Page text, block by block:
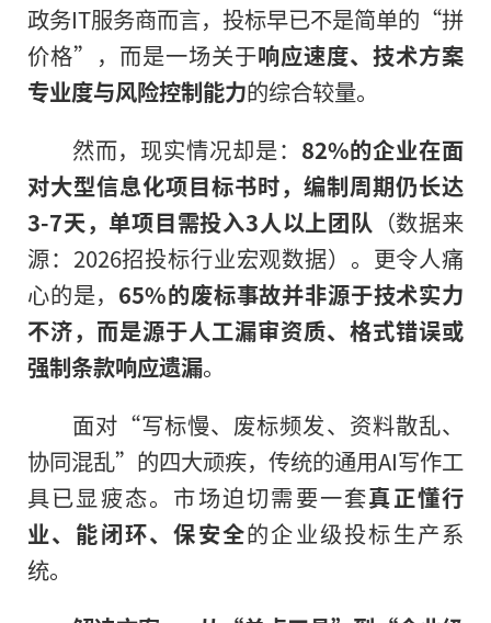
政务IT服务商而言，投标早已不是简单的“拼
价格”，而是一场关于响应速度、技术方案
专业度与风险控制能力的综合较量。
然而，现实情况却是： 82%的企业在面
对大型信息化项目标书时，编制周期仍长达
3-7天，单项目需投入3人以上团队 （数据来
源：2026招投标行业宏观数据）。更令人痛
心的是， 65%的废标事故并非源于技术实力
不济，而是源于人工漏审资质、格式错误或
强制条款响应遗漏。
面对“写标慢、废标频发、资料散乱、
协同混乱”的四大顽疾，传统的通用AI写作工
具已显疲态。市场迫切需要一套真正懂行
业、能闭环、保安全的企业级投标生产系
统。